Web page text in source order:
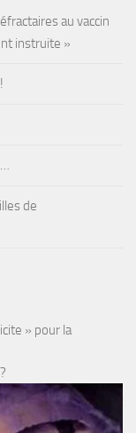
au vaccin
instruite »
de
» pour la